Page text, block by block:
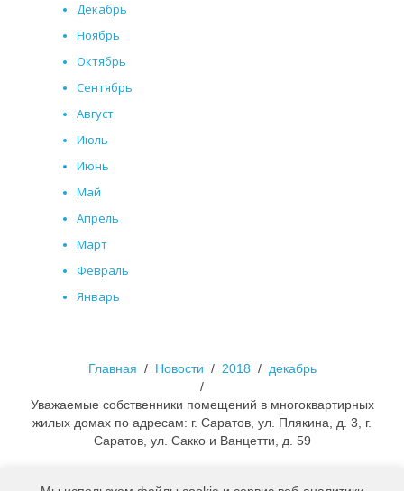
Декабрь
Ноябрь
Октябрь
Сентябрь
Август
Июль
Июнь
Май
Апрель
Март
Февраль
Январь
Главная Новости 2018 декабрь
Уважаемые собственники помещений в многоквартирных
жилых домах по адресам: г. Саратов, ул. Плякина, д. 3, г.
Саратов, ул. Сакко и Ванцетти, д. 59